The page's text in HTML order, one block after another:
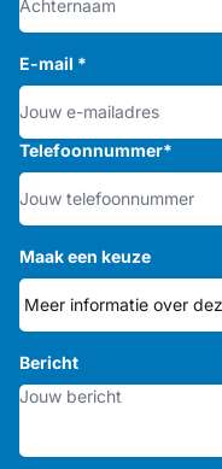
E-mail *
Telefoonnummer*
Maak een keuze
Bericht